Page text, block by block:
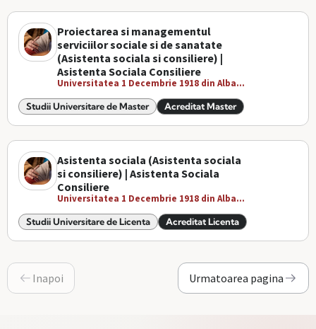
Proiectarea si managementul
serviciilor sociale si de sanatate
(Asistenta sociala si consiliere) |
Asistenta Sociala Consiliere
Universitatea 1 Decembrie 1918 din Alba...
Studii Universitare de Master Acreditat Master
Asistenta sociala (Asistenta sociala
si consiliere) | Asistenta Sociala
Consiliere
Universitatea 1 Decembrie 1918 din Alba...
Studii Universitare de Licenta Acreditat Licenta
Inapoi Urmatoarea pagina